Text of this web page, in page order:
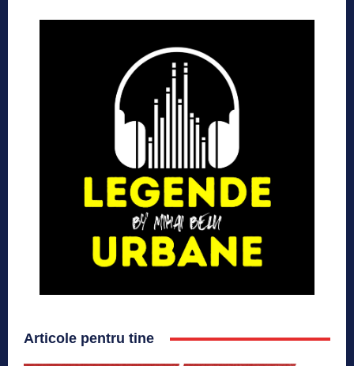
Articole pentru tine